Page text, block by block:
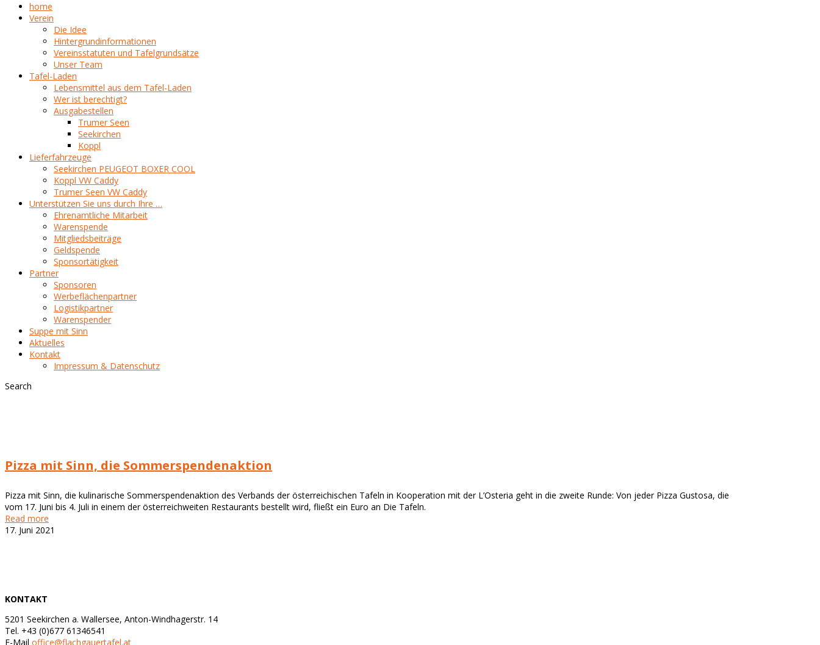
home
Verein
Die Idee
Hintergrundinformationen
Vereinsstatuten und Tafelgrundsätze
Unser Team
Tafel-Laden
Lebensmittel aus dem Tafel-Laden
Wer ist berechtigt?
Ausgabestellen
Trumer Seen
Seekirchen
Koppl
Lieferfahrzeuge
Seekirchen PEUGEOT BOXER COOL
Koppl VW Caddy
Trumer Seen VW Caddy
Unterstützen Sie uns durch Ihre …
Ehrenamtliche Mitarbeit
Warenspende
Mitgliedsbeiträge
Geldspende
Sponsortätigkeit
Partner
Sponsoren
Werbeflächenpartner
Logistikpartner
Warenspender
Suppe mit Sinn
Aktuelles
Kontakt
Impressum & Datenschutz
Search
Pizza mit Sinn, die Sommerspendenaktion
Pizza mit Sinn, die kulinarische Sommerspendenaktion des Verbands der österreichischen Tafeln in Kooperation mit der L’Osteria geht in die zweite Runde: Von jeder Pizza Gustosa, die
vom 17. Juni bis 4. Juli in einem der österreichweiten Restaurants bestellt wird, fließt ein Euro an Die Tafeln.
Read more
17. Juni 2021
KONTAKT
5201 Seekirchen a. Wallersee, Anton-Windhagerstr. 14
Tel. +43 (0)677 61346541
E-Mail office@flachgauertafel.at